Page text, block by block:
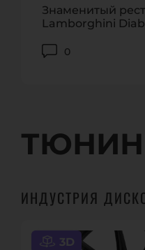
Знаменитый
Lamborghini
0
ИНДУСТРИЯ
3D